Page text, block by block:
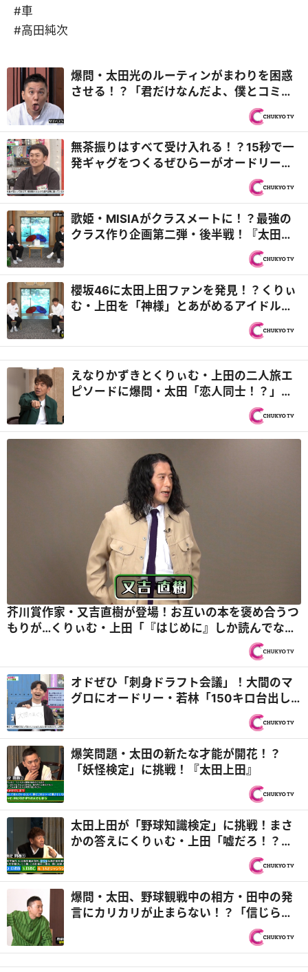
#車
#高田純次
爆問・太田光のルーティンがまわりを困惑
させる！？「君だけなんだよ、僕とコミュ
ニケーションできるのは」『太田上田』
無茶振りはすべて受け入れる！？15秒で一
発ギャグをつくるぜひらーがオードリー・
春日と即興ユニットを組む『オドぜひ』
歌姫・MISIAがクラスメートに！？最強の
クラス作り企画第二弾・後半戦！『太田上
櫻坂46に太田上田ファンを発見！？くりぃ
む・上田を「神様」とあがめるアイドルと
えなりかずきとくりぃむ・上田の二人旅エ
ピソードに爆問・太田「恋人同士！？」
芥川賞作家・又吉直樹が登場！お互いの本を褒め合うつ
もりが…くりぃむ・上田「『はじめに』しか読んでない
オドぜひ「刺身ドラフト会議」！大間のマ
グロにオードリー・若林「150キロ台出し
爆笑問題・太田の新たな才能が開花！？
「妖怪検定」に挑戦！『太田上田』
太田上田が「野球知識検定」に挑戦！まさ
かの答えにくりぃむ・上田「嘘だろ！？」
爆問・太田、野球観戦中の相方・田中の発
言にカリカリが止まらない！？「信じられ